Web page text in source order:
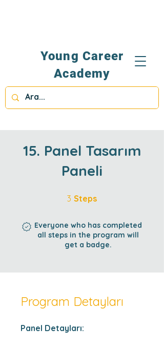
Young Career
Academy
15. Panel Tasarım
Paneli
3 Steps
Everyone who has completed
all steps in the program will
get a badge.
Program Detayları
Panel Detayları: